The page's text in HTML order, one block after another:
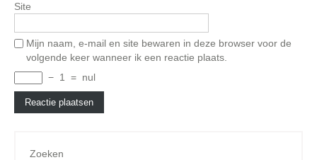
Site
Mijn naam, e-mail en site bewaren in deze browser voor de
volgende keer wanneer ik een reactie plaats.
− 1 = nul
Zoeken